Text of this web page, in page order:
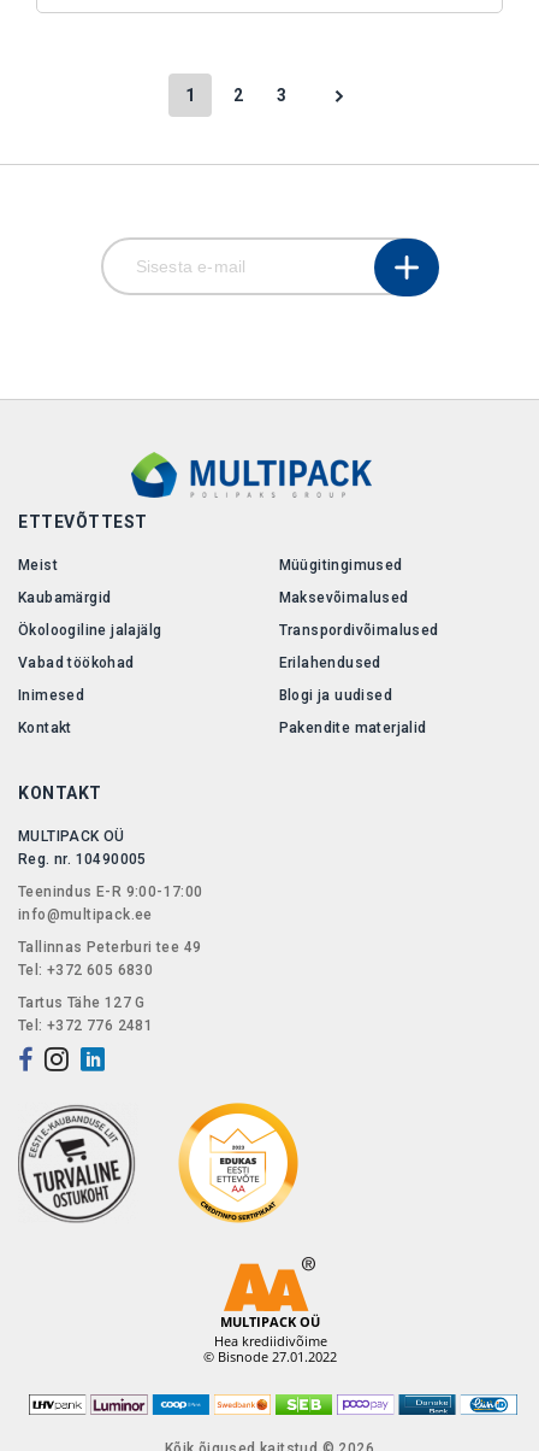
1 2 3
ETTEVÕTTEST
Meist
Kaubamärgid
Ökoloogiline jalajälg
Vabad töökohad
Inimesed
Kontakt
Müügitingimused
Maksevõimalused
Transpordivõimalused
Erilahendused
Blogi ja uudised
Pakendite materjalid
KONTAKT
MULTIPACK OÜ
Reg. nr. 10490005
Teenindus E-R 9:00-17:00
info@multipack.ee
Tallinnas Peterburi tee 49
Tel: +372 605 6830
Tartus Tähe 127 G
Tel: +372 776 2481